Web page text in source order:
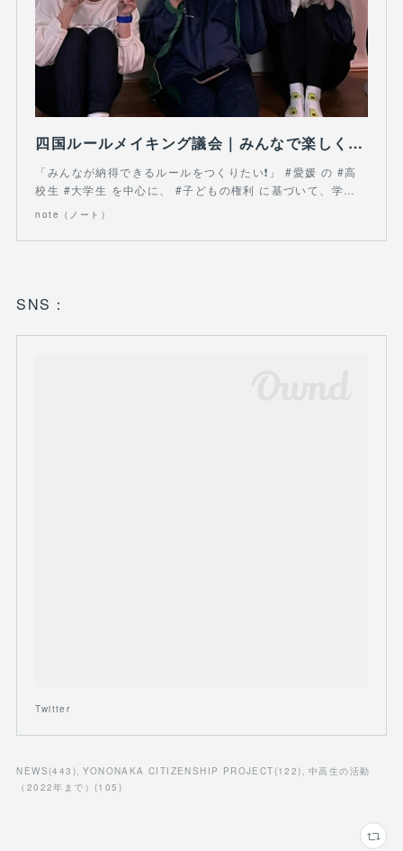
四国ルールメイキング議会｜みんなで楽しくよのなかづくりプロジェクト - NPO法人 NEXT CONEXION｜note
「みんなが納得できるルールをつくりたい❗」 #愛媛 の #高
校生 #大学生 を中心に、 #子どもの権利 に基づいて、学…
note（ノート）
SNS：
Twitter
NEWS (443 ) YONONAKA CITIZENSHIP PROJECT (122)
中高生の活動
（2022年まで） (105 )